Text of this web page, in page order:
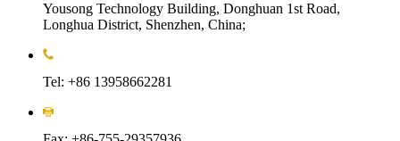
Yousong Technology Building, Donghuan 1st Road,
Longhua District, Shenzhen, China;
Tel: +86 13958662281